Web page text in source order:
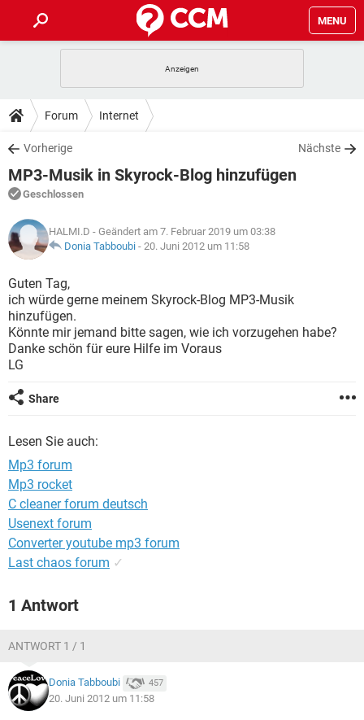
MENU
ANDROID
WINDOWS 10
WHATSAPP TIKTOK
FACEBOOK
TIPPS & TRICKS
SPIELE
WINDOWS 10
WHATSAPP
FACEBOOK HARDWARE
DOWNLOADS
SPIELE STREAMING
ANDROID
WINDOWS 10 INSTAGRAM
WHATSAPP
FACEBOOK
FORUM
SPIELE
ANDROID IOS
WHATSAPP TIKTOK
FACEBOOK HARDWARE
LEXIKON
SPIELE
ANDROID
WINDOWS 10
WHATSAPP
FACEBOOK
Forum Internet
Vorherige Nächste
MP3-Musik in Skyrock-Blog hinzufügen
Geschlossen
HALMI.D - Geändert am 7. Februar 2019 um 03:38
Donia Tabboubi - 20. Juni 2012 um 11:58
Guten Tag,
ich würde gerne meinem Skyrock-Blog MP3-Musik
hinzufügen.
Könnte mir jemand bitte sagen, wie ich vorzugehen habe?
Danke schön für eure Hilfe im Voraus
LG
Share
Lesen Sie auch:
Mp3 forum
Mp3 rocket
C cleaner forum deutsch
Usenext forum
Converter youtube mp3 forum
Last chaos forum ✓
1 Antwort
ANTWORT 1 / 1
Donia Tabboubi 457
20. Juni 2012 um 11:58